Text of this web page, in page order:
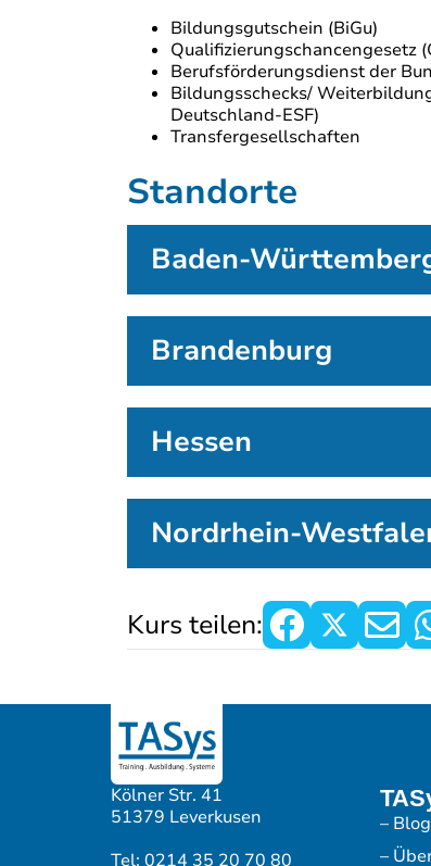
Bildungsgutschein (BiGu)
Qualifizierungschancengesetz
Berufsförderungsdienst der
Bildungsschecks/
Deutschland-ESF)
Transfergesellschaften
Standorte
Baden-
Brandenburg
Hessen
Nordrhein-
Kurs teilen:
Kölner Str. 41
51379 Leverkusen
Tel: 0214 35 20 70 80
– Blog
–